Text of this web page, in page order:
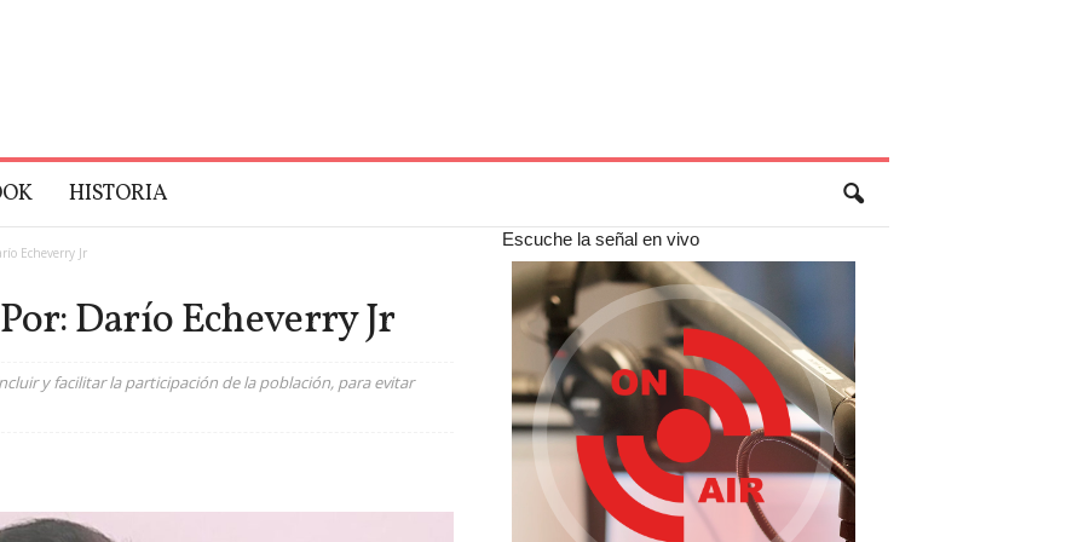
HISTORIA
Echeverry Jr
Darío Echeverry Jr
y facilitar la participación de la población, para evitar
Escuche la señal en vivo